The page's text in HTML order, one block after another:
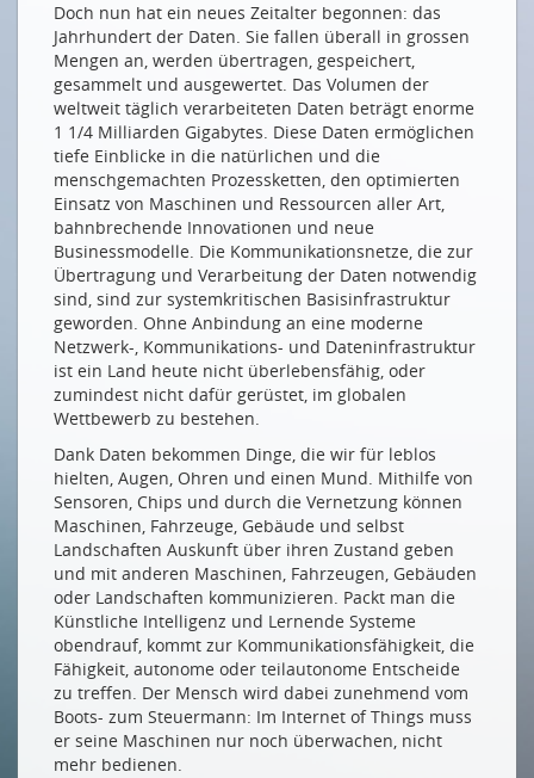
Wie sich der EU Data Act auf die Schweiz auswirkt
DATEN IM GESUNDHEITSWESEN
Sensorik und künstliche Intelligenz hilft, Parkinson-
Medikamente richtig zu dosieren
DATEN IM ENERGIESEKTOR
Innovation fürs Smart Metering
DATEN FÜR URBANE LEBENSRÄUME
Datenbasierte Innovation für lebenswerte Städte
DATEN IN DER FERTIGUNG
International vernetzte Kaffeemaschinen
DATEN IM SERVICE-BEREICH
Ökologischer & wirtschaftlicher Nutzen mit
industriellen Smart Services
DATENNUTZUNG IN DER GEBÄUDEANIMATION
Über den Tellerrand hinausgeschaut
DATEN IN DER MOBILITÄT
Weniger allein
ICT-NETZWORKINGPARTY 2024
The Best of Both Worlds
Doch nun hat ein neues Zeitalter begonnen: das
Jahrhundert der Daten. Sie fallen überall in grossen
Mengen an, werden übertragen, gespeichert,
gesammelt und ausgewertet. Das Volumen der
weltweit täglich verarbeiteten Daten beträgt enorme
1 1/4 Milliarden Gigabytes. Diese Daten ermöglichen
tiefe Einblicke in die natürlichen und die
menschgemachten Prozessketten, den optimierten
Einsatz von Maschinen und Ressourcen aller Art,
bahnbrechende Innovationen und neue
Businessmodelle. Die Kommunikationsnetze, die zur
Übertragung und Verarbeitung der Daten notwendig
sind, sind zur systemkritischen Basisinfrastruktur
geworden. Ohne Anbindung an eine moderne
Netzwerk-, Kommunikations- und Dateninfrastruktur
ist ein Land heute nicht überlebensfähig, oder
zumindest nicht dafür gerüstet, im globalen
Wettbewerb zu bestehen.
Dank Daten bekommen Dinge, die wir für leblos
hielten, Augen, Ohren und einen Mund. Mithilfe von
Sensoren, Chips und durch die Vernetzung können
Maschinen, Fahrzeuge, Gebäude und selbst
Landschaften Auskunft über ihren Zustand geben
und mit anderen Maschinen, Fahrzeugen, Gebäuden
oder Landschaften kommunizieren. Packt man die
Künstliche Intelligenz und Lernende Systeme
obendrauf, kommt zur Kommunikationsfähigkeit, die
Fähigkeit, autonome oder teilautonome Entscheide
zu treffen. Der Mensch wird dabei zunehmend vom
Boots- zum Steuermann: Im Internet of Things muss
er seine Maschinen nur noch überwachen, nicht
mehr bedienen.